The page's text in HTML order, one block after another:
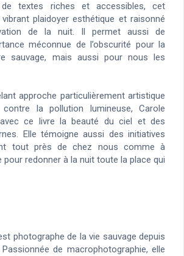
de textes riches et accessibles, cet
plaidoyer esthétique et raisonné
de la nuit. Il permet aussi de
méconnue de l’obscurité pour la
sauvage, mais aussi pour nous les
approche particulièrement artistique
la pollution lumineuse, Carole
ce livre la beauté du ciel et des
Elle témoigne aussi des initiatives
tout près de chez nous comme à
pour redonner à la nuit toute la place qui
photographe de la vie sauvage depuis
de macrophotographie, elle